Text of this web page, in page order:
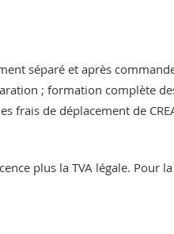
séparé et après
; formation complète
de déplacement de
plus la TVA légale. Pour